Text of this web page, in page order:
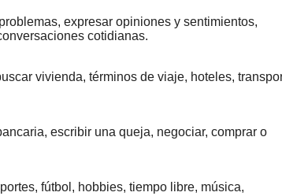
expresar opiniones y sentimientos,
cotidianas.
vivienda, términos de viaje, hoteles,
escribir una queja, negociar, comprar o
fútbol, hobbies, tiempo libre, música,